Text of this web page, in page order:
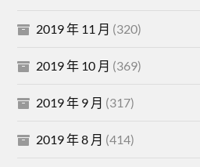
2019 年 11 月 (320)
2019 年 10 月 (369)
2019 年 9 月 (317)
2019 年 8 月 (414)